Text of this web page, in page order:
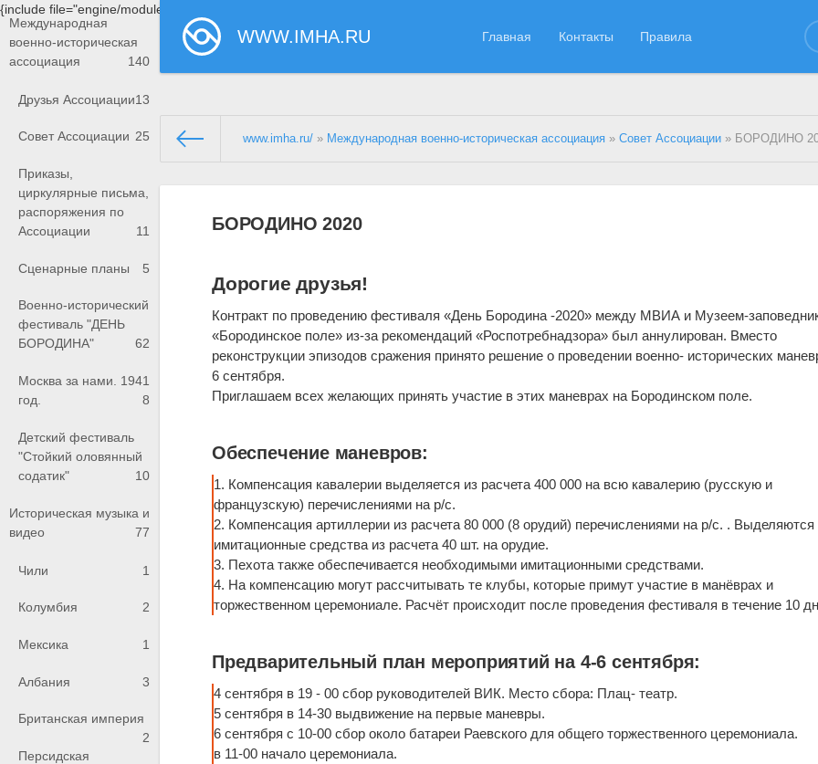
{include file="engine/modules/saperu/head.php"}
WWW.IMHA.RU Главная Контакты Правила
Международная
военно-историческая
ассоциация
140
Друзья Ассоциации13
Совет Ассоциации 25
Приказы,
циркулярные письма,
распоряжения по
Ассоциации
11
Сценарные планы 5
Военно-исторический
фестиваль "ДЕНЬ
БОРОДИНА"
62
Москва за нами. 1941
год.
8
Детский фестиваль
"Стойкий оловянный
содатик"
10
Историческая музыка и
видео
77
Чили 1
Колумбия 2
Мексика 1
Албания 3
Британская империя
2
Персидская
www.imha.ru/ » Международная военно-историческая ассоциация »Совет Ассоциации » БОРОДИНО
БОРОДИНО 2020
Дорогие друзья!
Контракт по проведению фестиваля «День Бородина -2020» между МВИА и Музеем-
«Бородинское поле» из-за рекомендаций «Роспотребнадзора» был аннулирован. Вместо
реконструкции эпизодов сражения принято решение о проведении военно- исторических
6 сентября.
Приглашаем всех желающих принять участие в этих маневрах на Бородинском поле.
Обеспечение маневров:
1. Компенсация кавалерии выделяется из расчета 400 000 на всю кавалерию (русскую и
французскую) перечислениями на р/с.
2. Компенсация артиллерии из расчета 80 000 (8 орудий) перечислениями на р/с. . Выделяются
имитационные средства из расчета 40 шт. на орудие.
3. Пехота также обеспечивается необходимыми имитационными средствами.
4. На компенсацию могут рассчитывать те клубы, которые примут участие в манёврах и
торжественном церемониале. Расчёт происходит после проведения фестиваля в течение 10
Предварительный план мероприятий на 4-6 сентября:
4 сентября в 19 - 00 сбор руководителей ВИК. Место сбора: Плац- театр.
5 сентября в 14-30 выдвижение на первые маневры.
6 сентября с 10-00 сбор около батареи Раевского для общего торжественного церемониала.
в 11-00 начало церемониала.